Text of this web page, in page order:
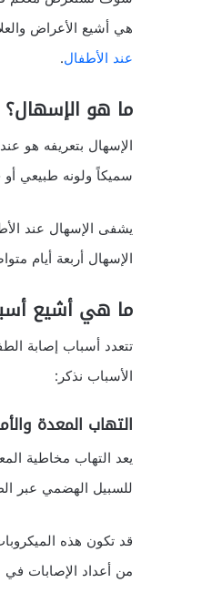
هي أشيع الأعراض
عند الأطفال.
ما هو الإسهال؟
الإسهال بتعريفه هو
سميكاً ولونه طبيعي
يشفى الإسهال عند
الإسهال أربعة أيام
ما هي أشيع
تتعدد أسباب إصابة
الأسباب نذكر:
التهاب المعدة
يعد التهاب مخاطية
للسبيل الهضمي عبر
قد تكون هذه
من أعداد الإصابات في